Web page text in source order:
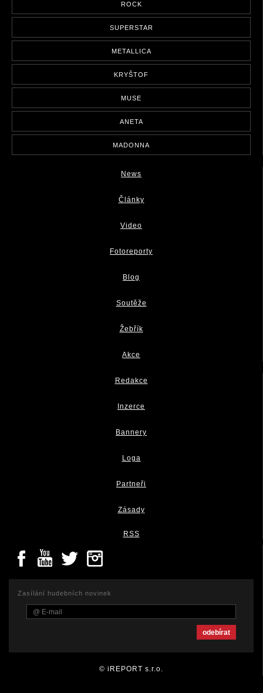
ROCK
SUPERSTAR
METALLICA
KRYŠTOF
MUSE
ANETA
MADONNA
News
Články
Video
Fotoreporty
Blog
Soutěže
Žebřík
Akce
Redakce
Inzerce
Bannery
Loga
Partneři
Zásady
RSS
Zasílání hudebních novinek
© iREPORT s.r.o.